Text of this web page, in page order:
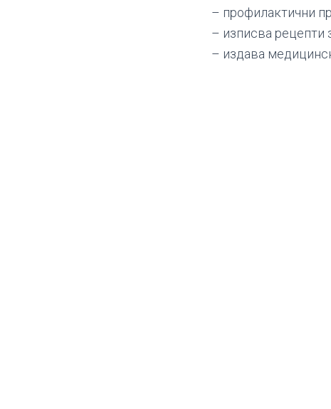
– профилактични
– изписва рецепти
– издава